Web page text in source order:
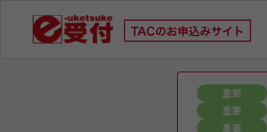
重要
重要
重要